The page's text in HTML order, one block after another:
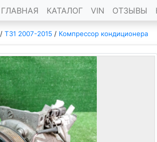
ГЛАВНАЯ КАТАЛОГ VIN ОТЗЫВЫ
/ T31 2007-2015 / Компрессор кондиционера